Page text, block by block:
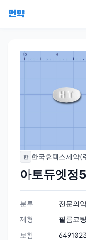
먼약
한 한국휴텍스제약(
아토듀엣정
분류
전문의
제형
필름코
보험